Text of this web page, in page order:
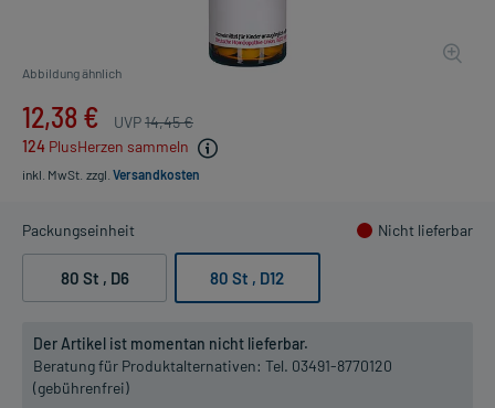
Abbildung ähnlich
12,38 € UVP14,45 €
124 PlusHerzen sammeln
inkl. MwSt. zzgl. Versandkosten
Packungseinheit Nicht lieferbar
80 St , D6 80 St , D12
Der Artikel ist momentan nicht lieferbar.
Beratung für Produktalternativen: Tel. 03491-8770120
(gebührenfrei)